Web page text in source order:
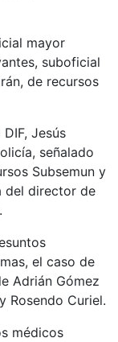
mayor
suboficial
de recursos
Jesús
señalado
Subsemun y
del director de
el caso de
Adrián Gómez
Rosendo Curiel.
médicos